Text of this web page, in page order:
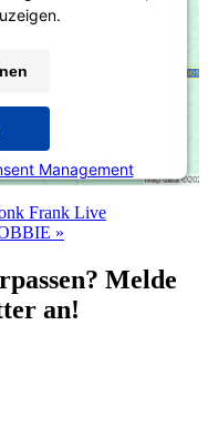
Management
Frank Live
»
Melde
an!